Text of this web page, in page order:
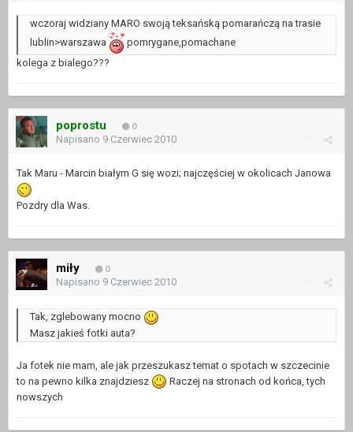
wczoraj widziany MARO swoją teksańską pomarańczą na trasie
lublin>warszawa
pomrygane,pomachane
kolega z bialego???
poprostu 0
Napisano 9 Czerwiec 2010
Tak Maru - Marcin białym G się wozi; najczęściej w okolicach Janowa
Pozdry dla Was.
miły 0
Napisano 9 Czerwiec 2010
Tak, zglebowany mocno
Masz jakieś fotki auta?
Ja fotek nie mam, ale jak przeszukasz temat o spotach w szczecinie
to na pewno kilka znajdziesz
Raczej na stronach od końca, tych
nowszych